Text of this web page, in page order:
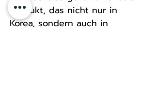
Produkt, das nicht nur in
Korea, sondern auch in